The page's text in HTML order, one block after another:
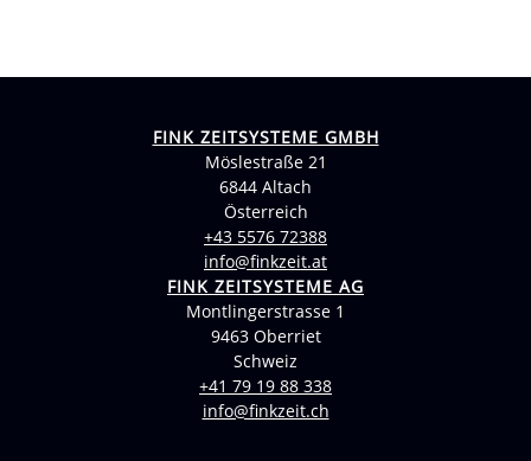
FINK ZEITSYSTEME GMBH
Möslestraße 21
6844 Altach
Österreich
+43 5576 72388
info@finkzeit.at
FINK ZEITSYSTEME AG
Montlingerstrasse 1
9463 Oberriet
Schweiz
+41 79 19 88 338
info@finkzeit.ch